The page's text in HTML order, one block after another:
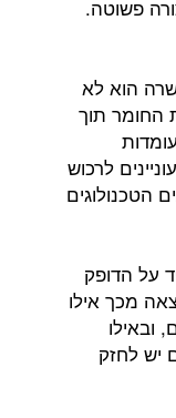
פשוטה.
הוא לא
החומר תוך
לרכוש
הטכנולוגים
על הדופק
מכך אילו
ובאילו
יש לחזק